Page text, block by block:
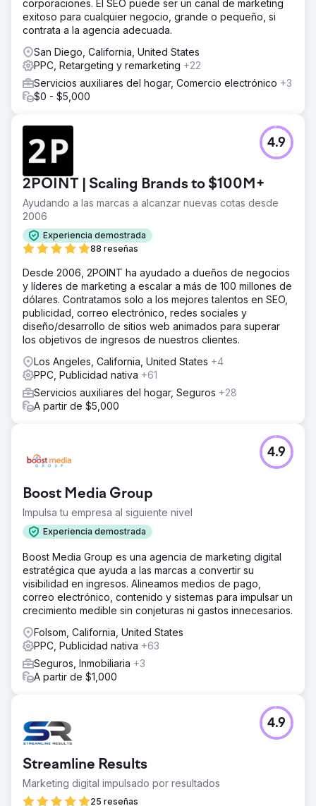
corporaciones. El SEO puede ser un canal de marketing
exitoso para cualquier negocio, grande o pequeño, si
contrata a la agencia adecuada.
San Diego, California, United States
PPC, Retargeting y remarketing +22
Servicios auxiliares del hogar, Comercio electrónico +3
$0 - $5,000
2POINT | Scaling Brands to $100M+
Ayudando a las marcas a alcanzar nuevas cotas desde
2006
Experiencia demostrada
88 reseñas
4.9
Desde 2006, 2POINT ha ayudado a dueños de negocios
y líderes de marketing a escalar a más de 100 millones de
dólares. Contratamos solo a los mejores talentos en SEO,
publicidad, correo electrónico, redes sociales y
diseño/desarrollo de sitios web animados para superar
los objetivos de ingresos de nuestros clientes.
Los Angeles, California, United States +4
PPC, Publicidad nativa +61
Servicios auxiliares del hogar, Seguros +28
A partir de $5,000
Boost Media Group
Impulsa tu empresa al siguiente nivel
Experiencia demostrada
4.9
Boost Media Group es una agencia de marketing digital
estratégica que ayuda a las marcas a convertir su
visibilidad en ingresos. Alineamos medios de pago,
correo electrónico, contenido y sistemas para impulsar un
crecimiento medible sin conjeturas ni gastos innecesarios.
Folsom, California, United States
PPC, Publicidad nativa +63
Seguros, Inmobiliaria +3
A partir de $1,000
Streamline Results
Marketing digital impulsado por resultados
25 reseñas
4.9